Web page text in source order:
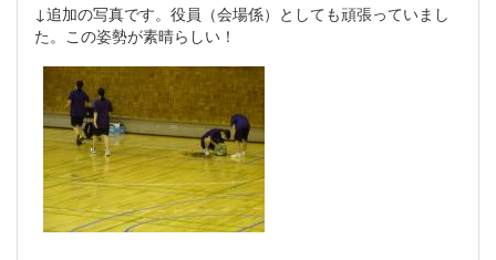
↓追加の写真です。役員（会場係）としても頑張っていまし
た。この姿勢が素晴らしい！